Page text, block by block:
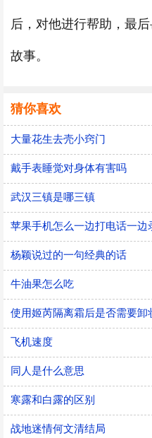
后，对他进行帮助，最
故事。
猜你喜欢
大量花生去壳小窍门
戴手表睡觉对身体有害吗
武汉三镇是哪三镇
苹果手机怎么一边打电话一边
杨颖说过的一句经典的话
牛油果怎么吃
使用姬芮隔离霜后是否需要卸
飞机速度
同人是什么意思
寒露和白露的区别
战地迷情何文清结局